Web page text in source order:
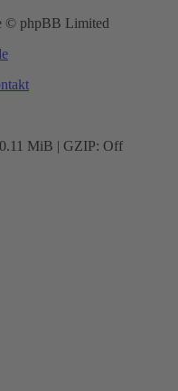
© phpBB Limited
MiB | GZIP: Off